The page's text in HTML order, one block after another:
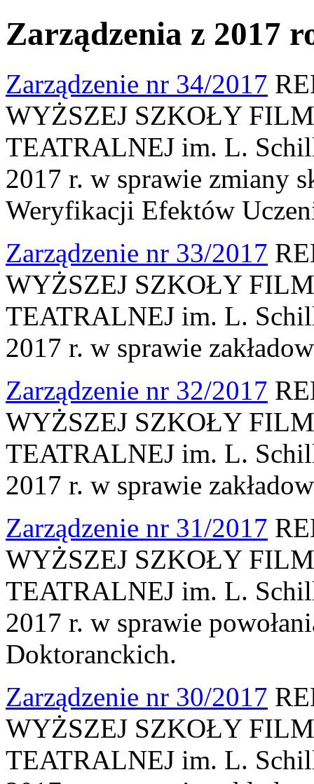
Zarządzenia z 2017
Zarządzenie nr 34/2017
WYŻSZEJ SZKOŁY
TEATRALNEJ im. L.
2017 r. w sprawie zmiany
Weryfikacji Efektów
Zarządzenie nr 33/2017
WYŻSZEJ SZKOŁY
TEATRALNEJ im. L.
2017 r. w sprawie
Zarządzenie nr 32/2017
WYŻSZEJ SZKOŁY
TEATRALNEJ im. L.
2017 r. w sprawie
Zarządzenie nr 31/2017
WYŻSZEJ SZKOŁY
TEATRALNEJ im. L.
2017 r. w sprawie
Doktoranckich.
Zarządzenie nr 30/2017
WYŻSZEJ SZKOŁY
TEATRALNEJ im. L.